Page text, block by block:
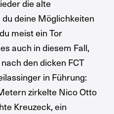
die alte
du deine Möglichkeiten
meist ein Tor
auch in diesem Fall,
den dicken FCT
in Führung:
zirkelte Nico Otto
Kreuzeck, ein